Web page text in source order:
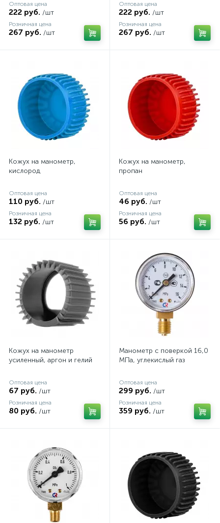
Оптовая цена
222 руб. /шт
Розничная цена
267 руб. /шт
Оптовая цена
222 руб. /шт
Розничная цена
267 руб. /шт
Кожух на манометр,
кислород
Оптовая цена
110 руб. /шт
Розничная цена
132 руб. /шт
Кожух на манометр,
пропан
Оптовая цена
46 руб. /шт
Розничная цена
56 руб. /шт
Кожух на манометр
усиленный, аргон и гелий
Оптовая цена
67 руб. /шт
Розничная цена
80 руб. /шт
Манометр с поверкой 16,0
МПа, углекислый газ
Оптовая цена
299 руб. /шт
Розничная цена
359 руб. /шт